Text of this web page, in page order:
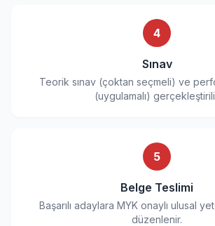
4
Sınav
Teorik sınav (çoktan seçmeli) ve
(uygulamalı)
5
Belge Teslimi
Başarılı adaylara MYK onaylı ulusal
düzenlenir.